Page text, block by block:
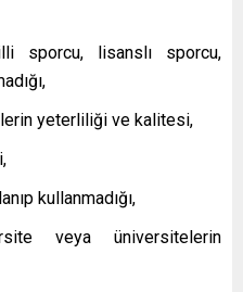
sporcu, lisanslı sporcu,
yeterliliği ve kalitesi,
kullanmadığı,
veya üniversitelerin